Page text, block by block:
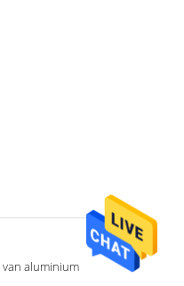
aluminium